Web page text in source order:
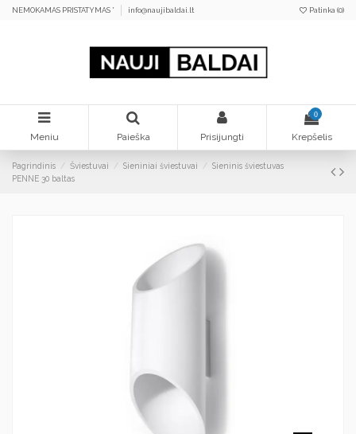
NEMOKAMAS PRISTATYMAS * info@naujibaldai.lt Patinka (0)
Meniu Paieška Prisijungti
0
Krepšelis
Pagrindinis Šviestuvai Sieniniai šviestuvai
Sieninis šviestuvas
PENNE 30 baltas